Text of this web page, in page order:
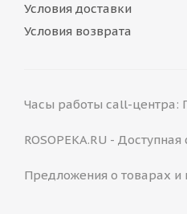
Условия доставки
Условия возврата
Часы работы call-центра:
ROSOPEKA.RU -
Предложения о товарах и